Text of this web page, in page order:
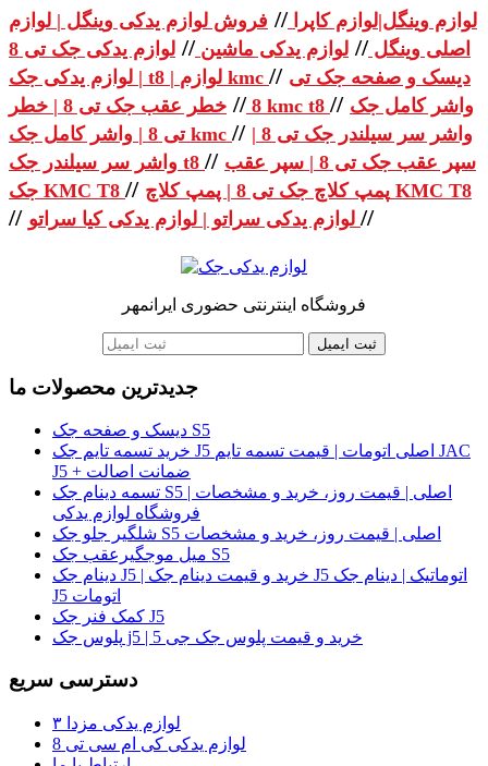
لوازم وینگل|لوازم کاپرا // فروش لوازم یدکی وینگل | لوازم
اصلی وینگل // لوازم یدکی ماشین //
لوازم یدکی جک تی 8
| لوازم یدکی جک t8 | لوازم kmc // دیسک و صفحه جک تی
8
// خطر عقب جک تی 8 | خطر kmc t8 // واشر کامل جک
تی 8 | واشر کامل جک kmc // واشر سر سیلندر جک تی 8 |
واشر سر سیلندر جک t8 // سپر عقب جک تی 8 | سپر عقب
جک KMC T8 // پمپ کلاچ جک تی 8 | پمپ کلاچ KMC T8
// //
فروشگاه اینترنتی حضوری ایرانمهر
ثبت ایمیل
جدیدترین محصولات ما
دیسک و صفحه جک S5
خرید تسمه تایم جک J5 اصلی اتومات | قیمت تسمه تایم JAC
J5 + ضمانت اصالت
تسمه دینام جک S5 اصلی | قیمت روز، خرید و مشخصات |
فروشگاه لوازم یدکی
شلگیر جلو جک S5 اصلی | قیمت روز، خرید و مشخصات
میل موجگیرعقب جک S5
دینام جک J5 | خرید و قیمت دینام جک J5 اتوماتیک | دینام جک
J5 اتومات
کمک فنر جک J5
پلوس جک j5 | خرید و قیمت پلوس جک جی 5
دسترسی سریع
لوازم یدکی مزدا ۳
لوازم یدکی کی ام سی تی 8